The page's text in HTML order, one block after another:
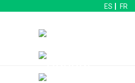
ES FR